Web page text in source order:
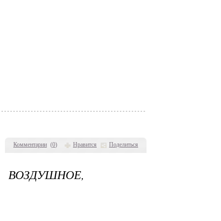
Комментарии (0) Нравится Поделиться